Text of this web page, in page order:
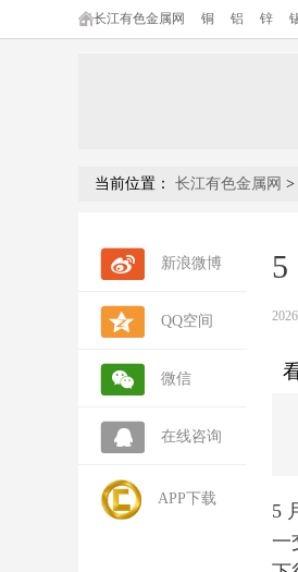
长江有色金属网 铜 铝 锌
当前位置： 长江有色金属网 >
新浪微博
QQ空间
微信
在线咨询
APP下载
5
5
一